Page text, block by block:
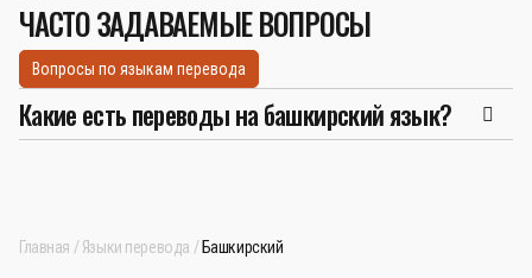
ЧАСТО ЗАДАВАЕМЫЕ ВОПРОСЫ
Вопросы по языкам перевода
Какие есть переводы на башкирский язык?
Главная Языки перевода Башкирский